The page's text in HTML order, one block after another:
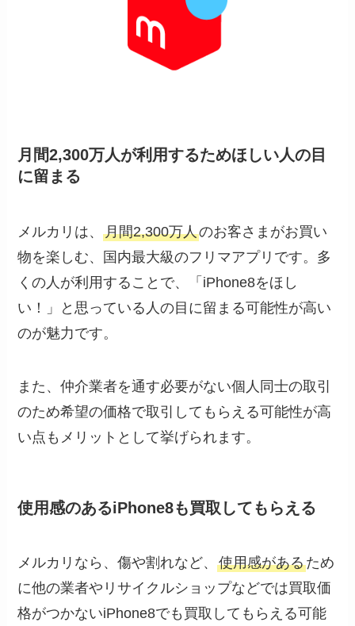
月間2,300万人が利用するためほしい人の目
に留まる
メルカリは、月間2,300万人のお客さまがお買い
物を楽しむ、国内最大級のフリマアプリです。多
くの人が利用することで、「iPhone8をほし
い！」と思っている人の目に留まる可能性が高い
のが魅力です。
また、仲介業者を通す必要がない個人同士の取引
のため希望の価格で取引してもらえる可能性が高
い点もメリットとして挙げられます。
使用感のあるiPhone8も買取してもらえる
メルカリなら、傷や割れなど、使用感があるため
に他の業者やリサイクルショップなどでは買取価
格がつかないiPhone8でも買取してもらえる可能